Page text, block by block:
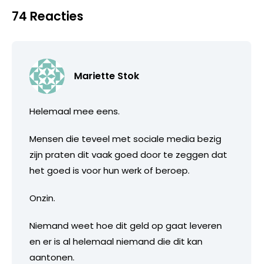
74 Reacties
Mariette Stok
Helemaal mee eens.
Mensen die teveel met sociale media bezig
zijn praten dit vaak goed door te zeggen dat
het goed is voor hun werk of beroep.
Onzin.
Niemand weet hoe dit geld op gaat leveren
en er is al helemaal niemand die dit kan
aantonen.